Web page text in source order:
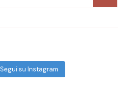
Segui su Instagram